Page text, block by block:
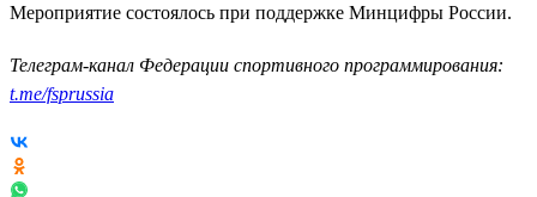
Мероприятие состоялось при поддержке Минцифры России.
Телеграм-канал Федерации спортивного программирования:
t.me/fsprussia